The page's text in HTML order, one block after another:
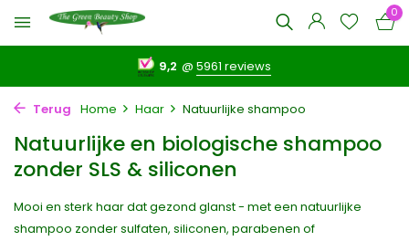
0
9,2 @5961 reviews
Terug Home Haar Natuurlijke shampoo
Natuurlijke en biologische shampoo
zonder SLS & siliconen
Mooi en sterk haar dat gezond glanst - met een natuurlijke
shampoo zonder sulfaten, siliconen, parabenen of